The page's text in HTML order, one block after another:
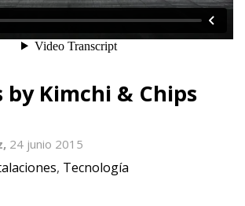
by Kimchi & Chips
24 junio 2015
, Tecnología